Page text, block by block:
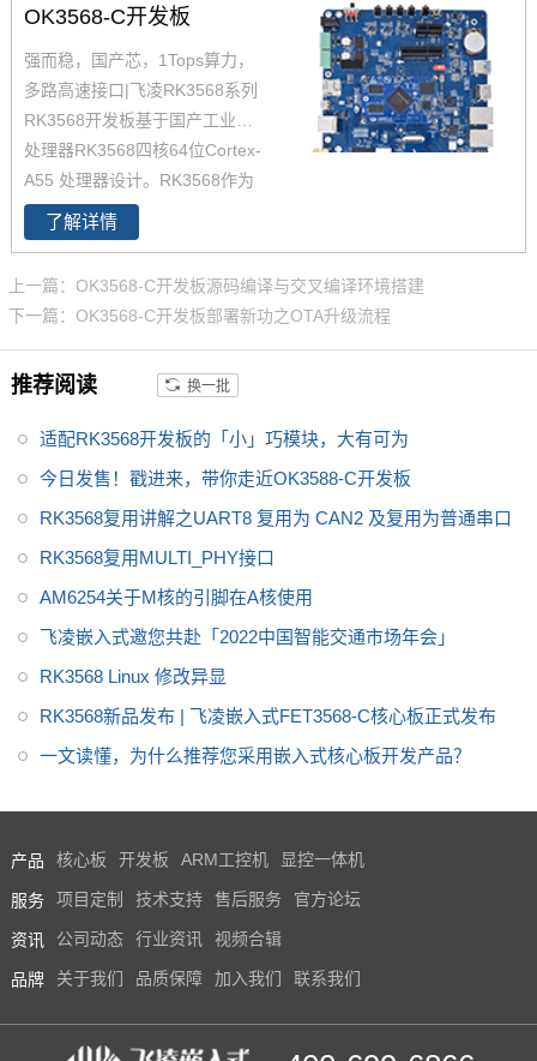
品中具有较高优势，RK3568处
SoC， 飞凌RK3568核心板主要
面向工业互联网、HMI、NVR存
储、车载中控、工业网关等领
域。目前RK3568系列已经批量
稳定出货
OK3568-C开发板
强而稳，国产芯，1Tops算力，
多路高速接口|飞凌RK3568系列
RK3568开发板基于国产工业级AI
处理器RK3568四核64位Cortex-
A55 处理器设计。RK3568作为
国产化高性能处理器，瑞芯微RK
3568芯片是一款定位中高端的通
一款定位中高端的通用型SoC，
NPU达到1Tops，飞凌RK3568系
格书_datasheet_数据手册_原理
了解详情
上一篇：OK3568-C开发板源码编译与交叉编译环境搭建
下一篇：OK3568-C开发板部署新功之OTA升级流程
推荐阅读 换一批
适配RK3568开发板的「小」巧模块，大有可为
今日发售！戳进来，带你走近OK3588-C开发板
RK3568复用讲解之UART8 复用为 CAN2 及复用为普通串口
RK3568复用MULTI_PHY接口
AM6254关于M核的引脚在A核使用
飞凌嵌入式邀您共赴「2022中国智能交通市场年会」
RK3568 Linux 修改异显
RK3568新品发布 | 飞凌嵌入式FET3568-C核心板正式发布
一文读懂，为什么推荐您采用嵌入式核心板开发产品？
产品 核心板 开发板 ARM工控机 显控一体机
服务 项目定制 技术支持 售后服务 官方论坛
资讯 公司动态 行业资讯 视频合辑
品牌 关于我们 品质保障 加入我们 联系我们